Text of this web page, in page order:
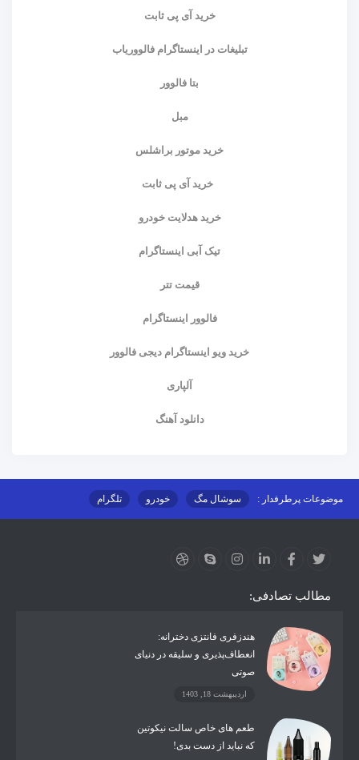
خرید آی پی ثابت
تبلیغات در اینستاگرام فالووریاب
بتا فالوور
مبل
خرید موتور براشلس
خرید آی پی ثابت
خرید هدلایت خودرو
تیک آبی اینستاگرام
قیمت تتر
فالوور اینستاگرام
خرید ویو اینستاگرام دیجی فالوور
آلپاری
دانلود آهنگ
موضوعات پرطرفدار : سوشال مگ خودرو تلگرام
مطالب تصادفی:
هندزفری فانتزی دخترانه:
انعطاف‌پذیری و سلیقه در دنیای
صوتی
اردیبهشت 18, 1403
طعم ‌های خاص سالت نیکوتین
که نباید از دست بدی!